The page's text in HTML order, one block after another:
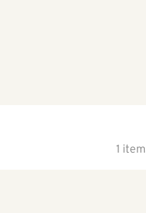
1 item